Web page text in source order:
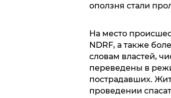
оползня стали
На место
NDRF, а также
словам властей,
переведены в
пострадавших.
проведении